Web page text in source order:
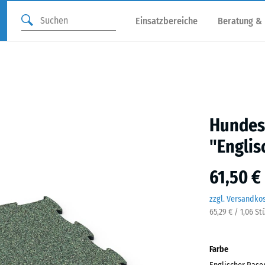
Einsatzbereiche Beratung &
61,50
zzgl.
65,29 € / 1,06
Farbe